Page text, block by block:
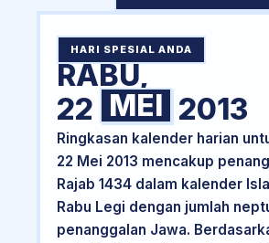
HARI SPESIAL ANDA
RABU,
22 MEI 2013
Ringkasan kalender harian
22 Mei 2013 mencakup
Rajab 1434 dalam kalender
Rabu Legi dengan jumlah
penanggalan Jawa.